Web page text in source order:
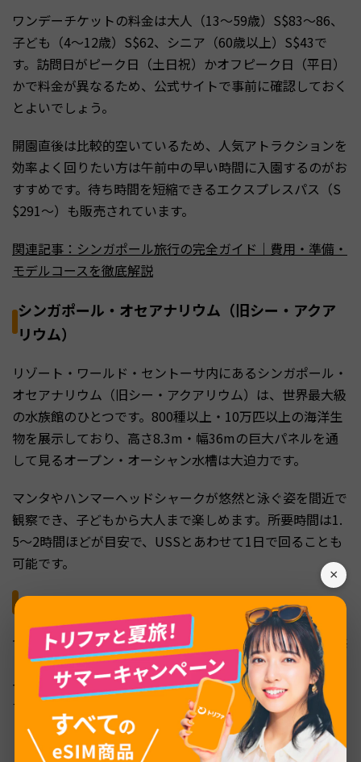
ワンデーチケットの料金は大人（13〜59歳）S$83〜86、
子ども（4〜12歳）S$62、シニア（60歳以上）S$43で
す。訪問日がピーク日（土日祝）かオフピーク日（平日）
かで料金が異なるため、公式サイトで事前に確認しておく
とよいでしょう。
開園直後は比較的空いているため、人気アトラクションを
効率よく回りたい方は午前中の早い時間に入園するのがお
すすめです。待ち時間を短縮できるエクスプレスパス（S
$291〜）も販売されています。
関連記事：シンガポール旅行の完全ガイド｜費用・準備・
モデルコースを徹底解説
シンガポール・オセアナリウム（旧シー・アクア
リウム）
リゾート・ワールド・セントーサ内にあるシンガポール・
オセアナリウム（旧シー・アクアリウム）は、世界最大級
の水族館のひとつです。800種以上・10万匹以上の海洋生
物を展示しており、高さ8.3m・幅36mの巨大パネルを通
して見るオープン・オーシャン水槽は大迫力です。
マンタやハンマーヘッドシャークが悠然と泳ぐ姿を間近で
観察でき、子どもから大人まで楽しめます。所要時間は1.
5〜2時間ほどが目安で、USSとあわせて1日で回ることも
可能です。
シロソビーチ
セントーサ島の南西に位置するシロソビーチは、白い砂浜
とヤシの木が広がるリゾートビーチです。入場無料で、ビ
ーチバレーやカヤックなどのアクティビティも楽しめま
す。
ビーチ沿いにはバーやレストランが並んでおり、海を眺め
×